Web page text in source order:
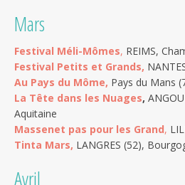
Mars
Festival Méli-Mômes, REIMS,
Festival Petits et Grands,
Au Pays du Môme, Pays du Mans
La Tête dans les Nuages,
Aquitaine
Massenet pas pour les Grand,
Tinta Mars, LANGRES (52),
Avril